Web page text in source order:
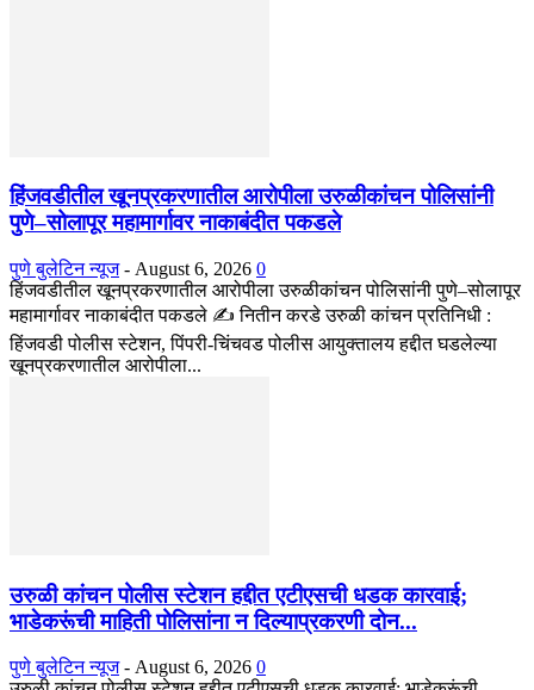
हिंजवडीतील खूनप्रकरणातील आरोपीला उरुळीकांचन पोलिसांनी
पुणे–सोलापूर महामार्गावर नाकाबंदीत पकडले
पुणे बुलेटिन न्यूज - August 6, 2026 0
हिंजवडीतील खूनप्रकरणातील आरोपीला उरुळीकांचन पोलिसांनी पुणे–सोलापूर
महामार्गावर नाकाबंदीत पकडले ✍️ नितीन करडे उरुळी कांचन प्रतिनिधी :
हिंजवडी पोलीस स्टेशन, पिंपरी-चिंचवड पोलीस आयुक्तालय हद्दीत घडलेल्या
खूनप्रकरणातील आरोपीला...
उरुळी कांचन पोलीस स्टेशन हद्दीत एटीएसची धडक कारवाई;
भाडेकरूंची माहिती पोलिसांना न दिल्याप्रकरणी दोन...
पुणे बुलेटिन न्यूज - August 6, 2026 0